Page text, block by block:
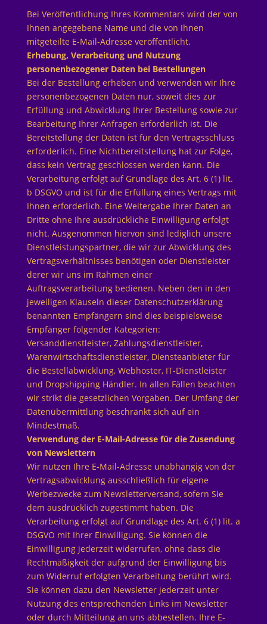
Bei Veröffentlichung Ihres Kommentars wird der von
Ihnen angegebene Name und die von Ihnen
mitgeteilte E-Mail-Adresse veröffentlicht.
Erhebung, Verarbeitung und Nutzung
personenbezogener Daten bei Bestellungen
Bei der Bestellung erheben und verwenden wir Ihre
personenbezogenen Daten nur, soweit dies zur
Erfüllung und Abwicklung Ihrer Bestellung sowie zur
Bearbeitung Ihrer Anfragen erforderlich ist. Die
Bereitstellung der Daten ist für den Vertragsschluss
erforderlich. Eine Nichtbereitstellung hat zur Folge,
dass kein Vertrag geschlossen werden kann. Die
Verarbeitung erfolgt auf Grundlage des Art. 6 (1) lit.
b DSGVO und ist für die Erfüllung eines Vertrags mit
Ihnen erforderlich. Eine Weitergabe Ihrer Daten an
Dritte ohne Ihre ausdrückliche Einwilligung erfolgt
nicht. Ausgenommen hiervon sind lediglich unsere
Dienstleistungspartner, die wir zur Abwicklung des
Vertragsverhältnisses benötigen oder Dienstleister
derer wir uns im Rahmen einer
Auftragsverarbeitung bedienen. Neben den in den
jeweiligen Klauseln dieser Datenschutzerklärung
benannten Empfängern sind dies beispielsweise
Empfänger folgender Kategorien:
Versanddienstleister, Zahlungsdienstleister,
Warenwirtschaftsdienstleister, Diensteanbieter für
die Bestellabwicklung, Webhoster, IT-Dienstleister
und Dropshipping Händler. In allen Fällen beachten
wir strikt die gesetzlichen Vorgaben. Der Umfang der
Datenübermittlung beschränkt sich auf ein
Mindestmaß.
Verwendung der E-Mail-Adresse für die Zusendung
von Newslettern
Wir nutzen Ihre E-Mail-Adresse unabhängig von der
Vertragsabwicklung ausschließlich für eigene
Werbezwecke zum Newsletterversand, sofern Sie
dem ausdrücklich zugestimmt haben. Die
Verarbeitung erfolgt auf Grundlage des Art. 6 (1) lit. a
DSGVO mit Ihrer Einwilligung. Sie können die
Einwilligung jederzeit widerrufen, ohne dass die
Rechtmäßigkeit der aufgrund der Einwilligung bis
zum Widerruf erfolgten Verarbeitung berührt wird.
Sie können dazu den Newsletter jederzeit unter
Nutzung des entsprechenden Links im Newsletter
oder durch Mitteilung an uns abbestellen. Ihre E-